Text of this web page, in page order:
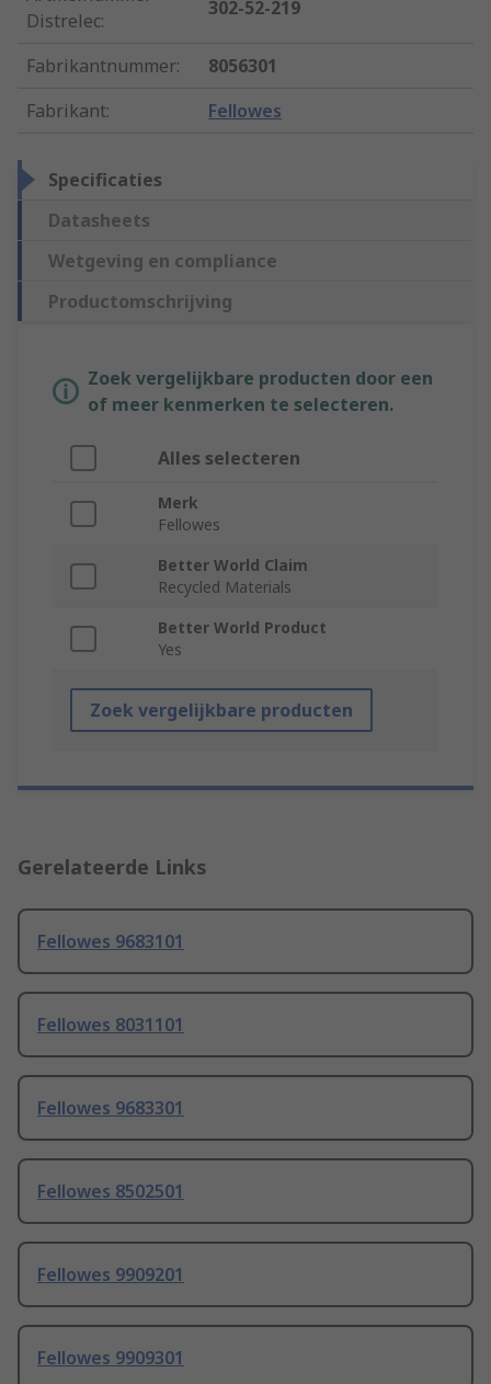
Distrelec:
302-52-219
Fabrikantnummer:
8056301
Fabrikant: Fellowes
Specificaties
Datasheets
Wetgeving en compliance
Productomschrijving
Zoek vergelijkbare producten door een
of meer kenmerken te selecteren.
Alles selecteren
Merk
Fellowes
Better World Claim
Recycled Materials
Better World Product
Yes
Zoek vergelijkbare producten
Gerelateerde Links
Fellowes 9683101
Fellowes 8031101
Fellowes 9683301
Fellowes 8502501
Fellowes 9909201
Fellowes 9909301